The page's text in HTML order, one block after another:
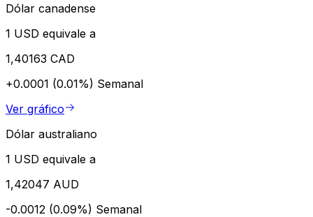
Dólar canadense
1 USD equivale a
1,40163 CAD
+0.0001 (0.01%) Semanal
Ver gráfico
Dólar australiano
1 USD equivale a
1,42047 AUD
-0.0012 (0.09%) Semanal